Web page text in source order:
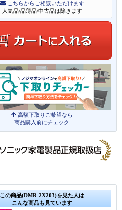
こちらからご相談いただけます
人気品/品薄品/中古品は除きます
高額下取りご希望なら
商品購入前にチェック
この商品(DMR-2X203)を見た人は
こんな商品も見ています